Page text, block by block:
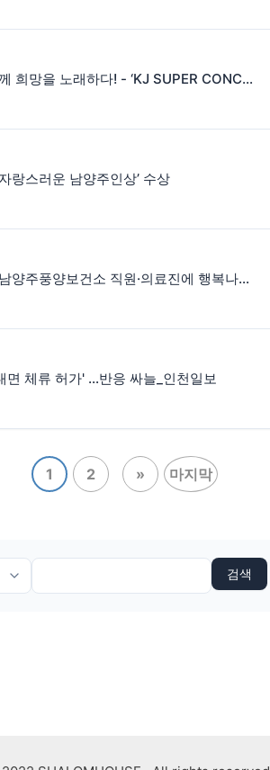
[보도자료] 이주민과 함께 희망을 노래하다! - ‘KJ SUPER CONCERT in 모나용평 with JAZZ’
랑스러운 남양주인상’ 수상
이주민연대 ‘샬롬의 집’, 남양주풍양보건소 직원·의료진에 행복나눔도시락 110인분 전달·응원
면 체류 허가' …반응 싸늘_인천일보
1 2 » 마지막
검색